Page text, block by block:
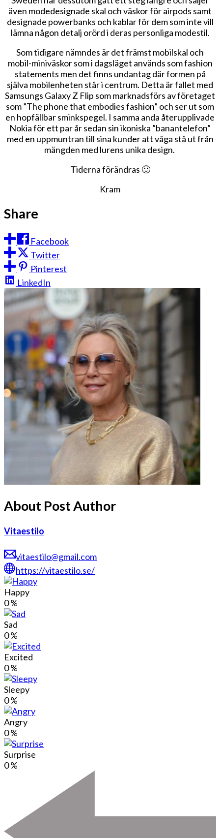
även modedesignade skal och väskor för airpods samt
designade powerbanks och kablar för dem som inte vill
lämna någon detalj orörd i deras personliga modestil.
Som tidigare nämndes är det främst mobilskal och
mobil-miniväskor som i dagsläget används som fashion
statements men det finns undantag där formen på
själva mobilenheten står i centrum. Detta är fallet med
Samsungs Galaxy Z Flip som marknadsförs av företaget
som ”The phone that embodies fashion” och ser ut som
en hopfällbar sminkspegel. I samma anda återupplivade
Nokia för ett par år sedan sin ikoniska ”banantelefon”
med en uppmuntran till sina kunder att våga stå ut från
mängden med lurens unika design.
Tiderna förändras 🙂
Kram
Share
Facebook
Twitter
Pinterest
LinkedIn
About Post Author
Vitaestilo
vitaestilo@gmail.com
https://vitaestilo.se/
Happy
0%
Sad
0%
Excited
0%
Sleepy
0%
Angry
0%
Surprise
0%